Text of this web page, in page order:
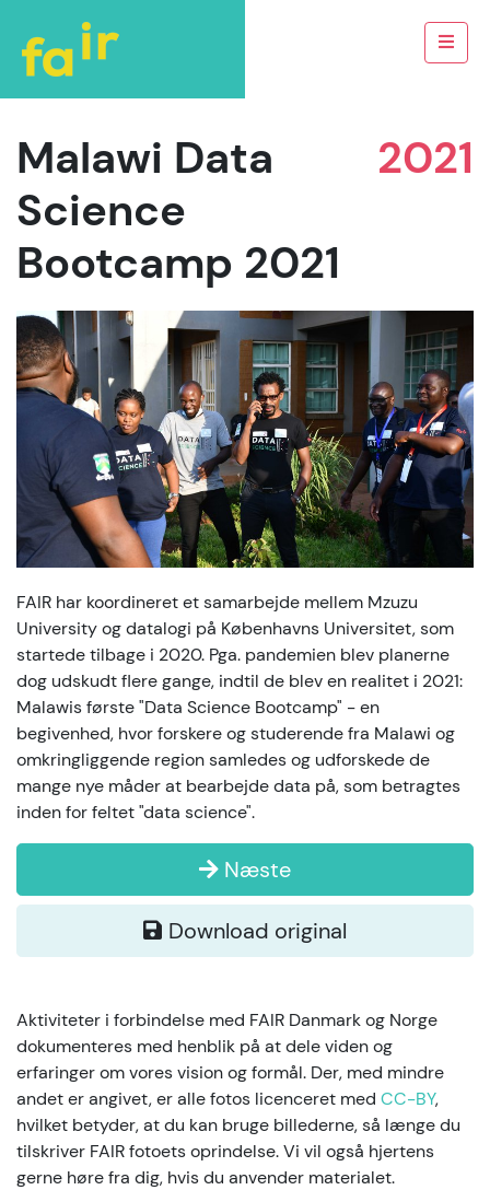
2021
Malawi Data
Science
Bootcamp 2021
FAIR har koordineret et samarbejde mellem Mzuzu
University og datalogi på Københavns Universitet, som
startede tilbage i 2020. Pga. pandemien blev planerne
dog udskudt flere gange, indtil de blev en realitet i 2021:
Malawis første "Data Science Bootcamp" - en
begivenhed, hvor forskere og studerende fra Malawi og
omkringliggende region samledes og udforskede de
mange nye måder at bearbejde data på, som betragtes
inden for feltet "data science".
Næste
Download original
Aktiviteter i forbindelse med FAIR Danmark og Norge
dokumenteres med henblik på at dele viden og
erfaringer om vores vision og formål. Der, med mindre
andet er angivet, er alle fotos licenceret med CC-BY,
hvilket betyder, at du kan bruge billederne, så længe du
tilskriver FAIR fotoets oprindelse. Vi vil også hjertens
gerne høre fra dig, hvis du anvender materialet.